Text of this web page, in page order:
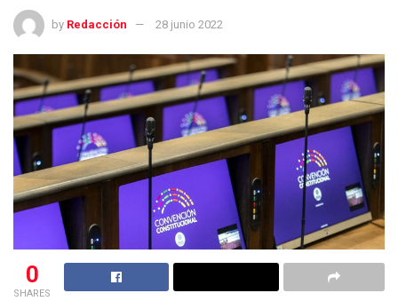
by Redacción 28 junio 2022
0
SHARES